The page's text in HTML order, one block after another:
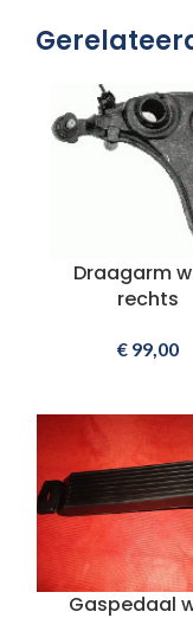
Draagarm
rechts
€99,00
Gaspedaal